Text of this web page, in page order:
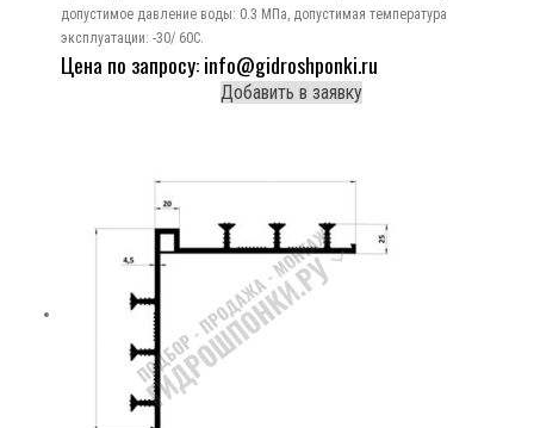
допустимое давление воды: 0.3 МПа, допустимая температура
эксплуатации: -30/ 60C.
Цена по запросу: info@gidroshponki.ru
Добавить в заявку